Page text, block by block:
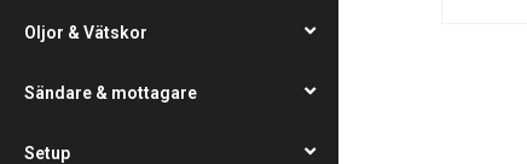
Oljor & Vätskor
Sändare & mottagare
Setup